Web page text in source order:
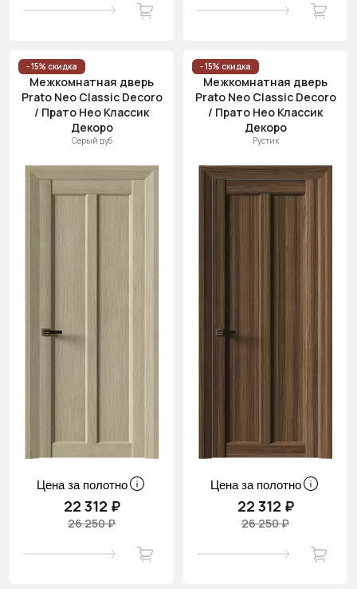
- 15% скидка
Межкомнатная дверь
Prato Neo Classic Decoro
/ Прато Нео Классик
Декоро
Серый дуб
Цена за полотно
22 312 ₽
26 250 ₽
- 15% скидка
Межкомнатная дверь
Prato Neo Classic Decoro
/ Прато Нео Классик
Декоро
Рустик
Цена за полотно
22 312 ₽
26 250 ₽